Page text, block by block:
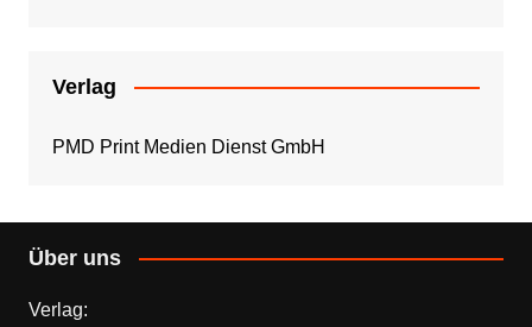
Verlag
PMD Print Medien Dienst GmbH
Über uns
Verlag: